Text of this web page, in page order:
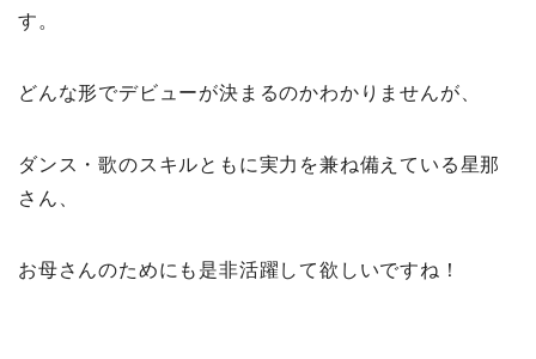
す。
どんな形でデビューが決まるのかわかりませんが、
ダンス・歌のスキルともに実力を兼ね備えている星那
さん、
お母さんのためにも是非活躍して欲しいですね！